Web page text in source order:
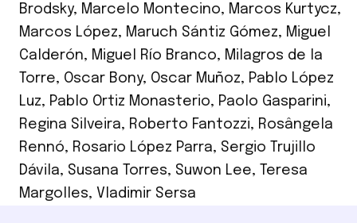
Brodsky, Marcelo Montecino, Marcos Kurtycz,
Marcos López, Maruch Sántiz Gómez, Miguel
Calderón, Miguel Río Branco, Milagros de la
Torre, Oscar Bony, Oscar Muñoz, Pablo López
Luz, Pablo Ortiz Monasterio, Paolo Gasparini,
Regina Silveira, Roberto Fantozzi, Rosângela
Rennó, Rosario López Parra, Sergio Trujillo
Dávila, Susana Torres, Suwon Lee,
Teresa
Margolles, Vladimir Sersa